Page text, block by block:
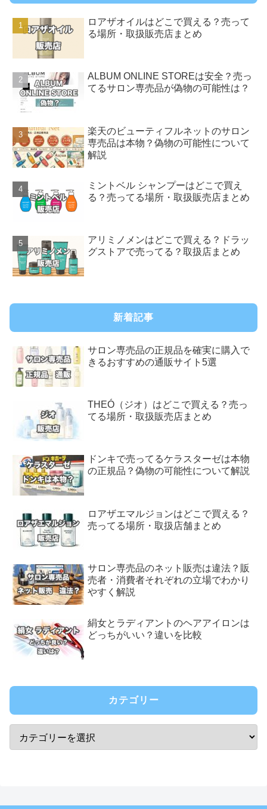
ロアザオイルはどこで買える？売って
る場所・取扱販売店まとめ
ALBUM ONLINE STOREは安全？売っ
てるサロン専売品が偽物の可能性は？
楽天のビューティフルネットのサロン
専売品は本物？偽物の可能性について
解説
ミントベル シャンプーはどこで買え
る？売ってる場所・取扱販売店まとめ
アリミノメンはどこで買える？ドラッ
グストアで売ってる？取扱店まとめ
新着記事
サロン専売品の正規品を確実に購入で
きるおすすめの通販サイト5選
THEÓ（ジオ）はどこで買える？売っ
てる場所・取扱販売店まとめ
ドンキで売ってるケラスターゼは本物
の正規品？偽物の可能性について解説
ロアザエマルジョンはどこで買える？
売ってる場所・取扱店舗まとめ
サロン専売品のネット販売は違法？販
売者・消費者それぞれの立場でわかり
やすく解説
絹女とラディアントのヘアアイロンは
どっちがいい？違いを比較
カテゴリー